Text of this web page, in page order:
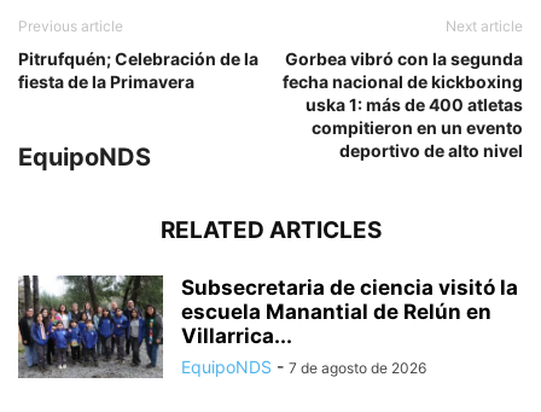
Previous article
Pitrufquén; Celebración de la
fiesta de la Primavera
Next article
Gorbea vibró con la segunda
fecha nacional de kickboxing
uska 1: más de 400 atletas
compitieron en un evento
deportivo de alto nivel
EquipoNDS
RELATED ARTICLES
Subsecretaria de ciencia visitó la
escuela Manantial de Relún en
Villarrica...
EquipoNDS - 7 de agosto de 2026